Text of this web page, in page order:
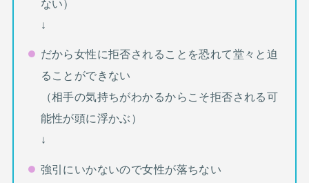
ない）
↓
だから女性に拒否されることを恐れて堂々と迫
ることができない
（相手の気持ちがわかるからこそ拒否される可
能性が頭に浮かぶ）
↓
強引にいかないので女性が落ちない